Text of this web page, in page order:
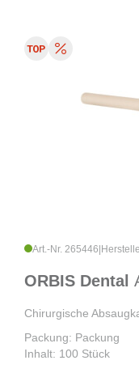
Art.-Nr. 265446
ORBIS Dental
Chirurgische
Packung: Packung
Inhalt: 100 Stück